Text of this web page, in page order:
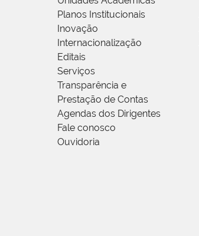
Planos Institucionais
Inovação
Internacionalização
Editais
Serviços
Transparência e
Prestação de Contas
Agendas dos Dirigentes
Fale conosco
Ouvidoria